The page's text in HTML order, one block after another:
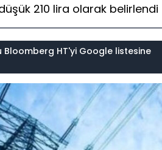
210 lira olarak belirlendi
HT'yi Google listesine